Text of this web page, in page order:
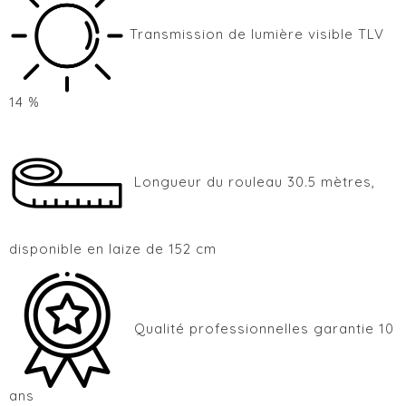
Transmission de lumière visible TLV
14 %
Longueur du rouleau 30.5 mètres,
disponible en laize de 152 cm
Qualité professionnelles garantie 10
ans